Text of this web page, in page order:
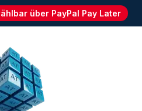
über PayPal Pay Later